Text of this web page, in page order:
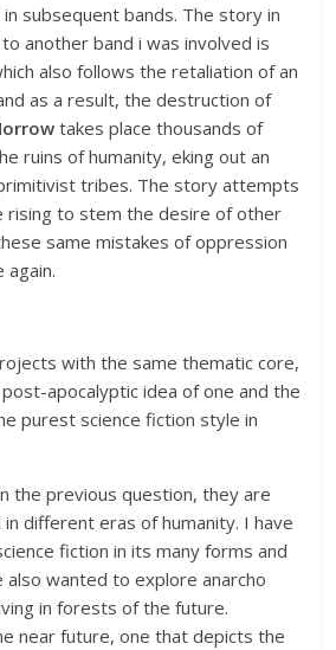
subsequent bands. The story in
another band i was involved is
also follows the retaliation of an
as a result, the destruction of
takes place thousands of
ruins of humanity, eking out an
tribes. The story attempts
rising to stem the desire of other
same mistakes of oppression
again.
with the same thematic core,
apocalyptic idea of ​​one and the
purest science fiction style in
the previous question, they are
different eras of humanity. I have
fiction in its many forms and
also wanted to explore anarcho
in forests of the future.
near future, one that depicts the